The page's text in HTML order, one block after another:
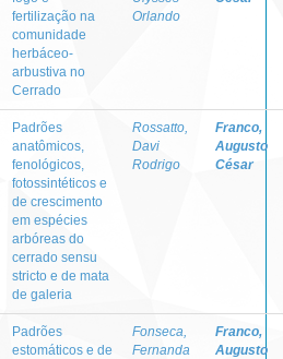
fertilização na
comunidade
herbáceo-
arbustiva no
Cerrado
Orlando
Padrões
anatômicos,
fenológicos,
fotossintéticos e
de crescimento
em espécies
arbóreas do
cerrado sensu
stricto e de mata
de galeria
Rossatto,
Davi
Rodrigo
Franco,
Augusto
César
Padrões
estomáticos e de
Fonseca,
Fernanda
Franco,
Augusto